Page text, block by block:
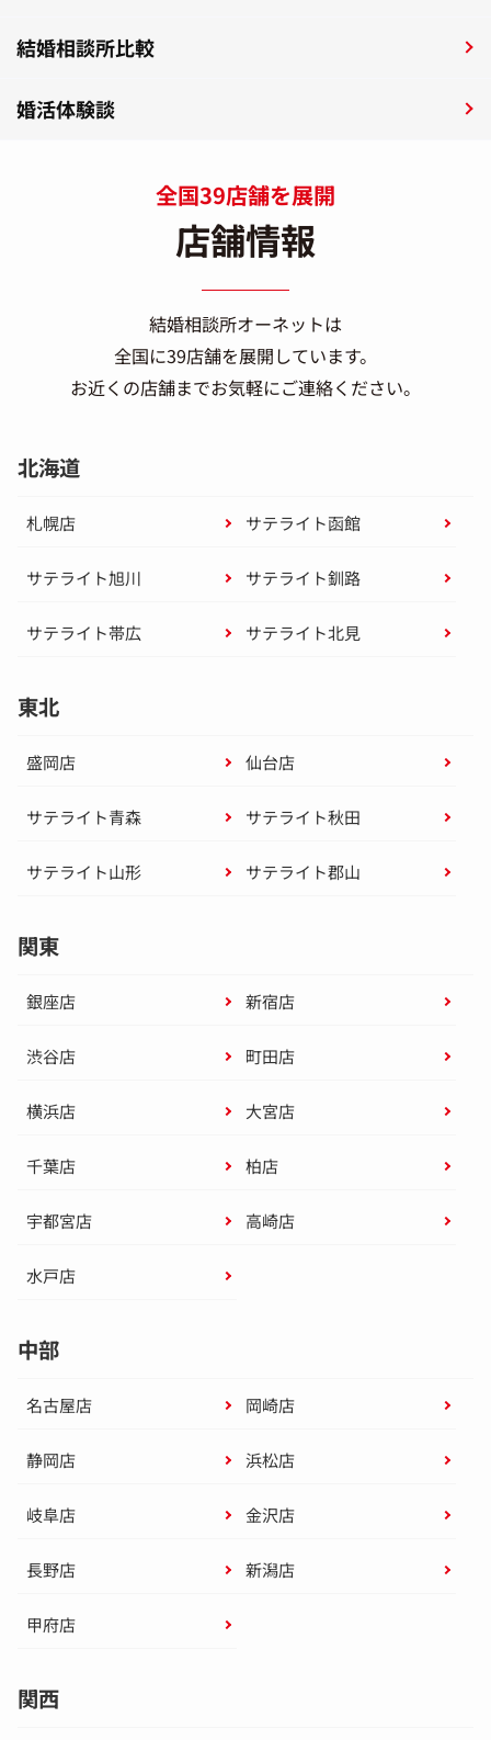
結婚相談所比較
婚活体験談
全国39店舗を展開
店舗情報
結婚相談所オーネットは
全国に39店舗を展開しています。
お近くの店舗までお気軽にご連絡ください。
北海道
札幌店 サテライト函館
サテライト旭川 サテライト釧路
サテライト帯広 サテライト北見
東北
盛岡店 仙台店
サテライト青森 サテライト秋田
サテライト山形 サテライト郡山
関東
銀座店 新宿店
渋谷店 町田店
横浜店 大宮店
千葉店 柏店
宇都宮店 高崎店
水戸店
中部
名古屋店 岡崎店
静岡店 浜松店
岐阜店 金沢店
長野店 新潟店
甲府店
関西